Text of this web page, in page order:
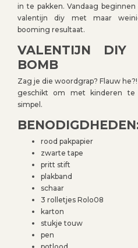
in te pakken. Vandaag
valentijn diy met maar
booming resultaat.
VALENTIJN DIY
BOMB
Zag je die woordgrap? Flauw
geschikt om met kinderen te
simpel.
rood pakpapier
zwarte tape
pritt stift
plakband
schaar
3 rolletjes Rolo08
karton
stukje touw
pen